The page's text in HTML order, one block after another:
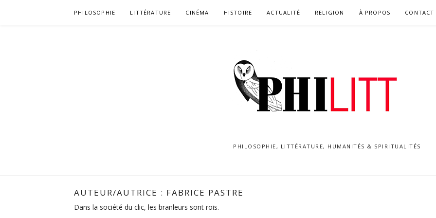
PHILOSOPHIE LITTÉRATURE CINÉMA HISTOIRE ACTUALITÉ RELIGION À PROPOS CONTACT
PHILOSOPHIE, LITTÉRATURE, HUMANITÉS & SPIRITUALITÉS
AUTEUR/AUTRICE : FABRICE PASTRE
Dans la société du clic, les branleurs sont rois.